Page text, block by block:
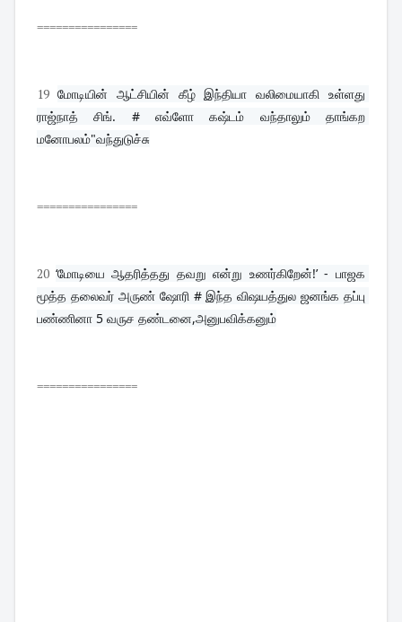
================
19 மோடியின் ஆட்சியின் கீழ் இந்தியா வலிமையாகி உள்ளது
ராஜ்நாத் சிங். # எவ்ளோ கஷ்டம் வந்தாலும் தாங்கற
மனோபலம்"வந்துடுச்சு
================
20 ‘மோடியை ஆதரித்தது தவறு என்று உணர்கிறேன்!’ - பாஜக
மூத்த தலைவர் அருண் ஷோரி # இந்த விஷயத்துல ஜனங்க தப்பு
பண்ணினா 5 வருச தண்டனை,அனுபவிக்கனும்
================